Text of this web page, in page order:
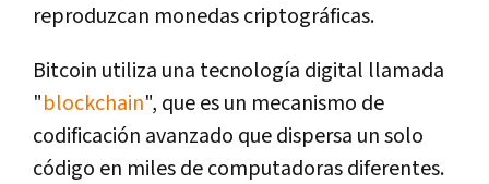
reproduzcan monedas criptográficas.
Bitcoin utiliza una tecnología digital llamada
"blockchain", que es un mecanismo de
codificación avanzado que dispersa un solo
código en miles de computadoras diferentes.